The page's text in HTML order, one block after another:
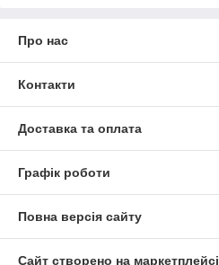
Про нас
Контакти
Доставка та оплата
Графік роботи
Повна версія сайту
Сайт створено на маркетплейсі